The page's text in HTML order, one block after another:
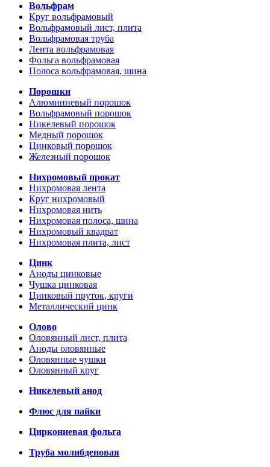
Вольфрам
Круг вольфрамовый
Вольфрамовый лист, плита
Вольфрамовая труба
Лента вольфрамовая
Фольга вольфрамовая
Полоса вольфрамовая, шина
Порошки
Алюминиевый порошок
Вольфрамовый порошок
Никелевый порошок
Медный порошок
Цинковый порошок
Железный порошок
Нихромовый прокат
Нихромовая лента
Круг нихромовый
Нихромовая нить
Нихромовая полоса, шина
Нихромовый квадрат
Нихромовая плита, лист
Цинк
Аноды цинковые
Чушка цинковая
Цинковый пруток, круги
Металлический цинк
Олово
Оловянный лист, плита
Аноды оловянные
Оловянные чушки
Оловянный круг
Никелевый анод
Флюс для пайки
Циркониевая фольга
Труба молибденовая